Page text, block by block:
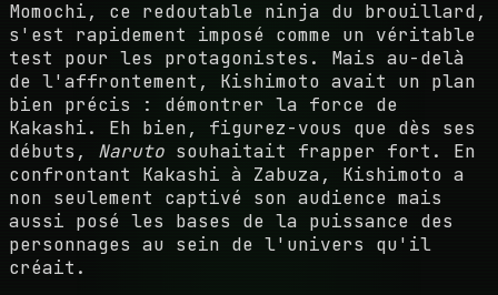
Momochi, ce redoutable ninja du brouillard,
s'est rapidement imposé comme un véritable
test pour les protagonistes. Mais au-delà
de l'affrontement, Kishimoto avait un plan
bien précis : démontrer la force de
Kakashi. Eh bien, figurez-vous que dès ses
débuts, Naruto souhaitait frapper fort. En
confrontant Kakashi à Zabuza, Kishimoto a
non seulement captivé son audience mais
aussi posé les bases de la puissance des
personnages au sein de l'univers qu'il
créait.